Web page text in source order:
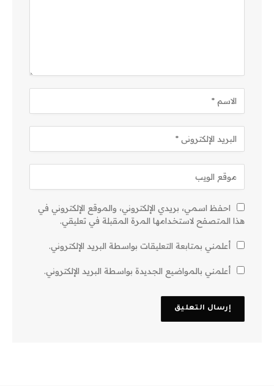
احفظ اسمي، بريدي الإلكتروني، والموقع الإلكتروني في
هذا المتصفح لاستخدامها المرة المقبلة في تعليقي.
أعلمني بمتابعة التعليقات بواسطة البريد الإلكتروني.
أعلمني بالمواضيع الجديدة بواسطة البريد الإلكتروني.